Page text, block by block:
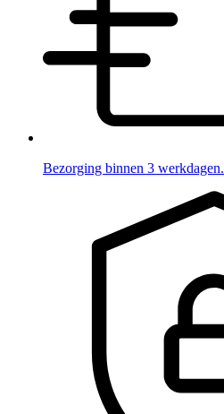
Bezorging binnen 3 werkdagen.